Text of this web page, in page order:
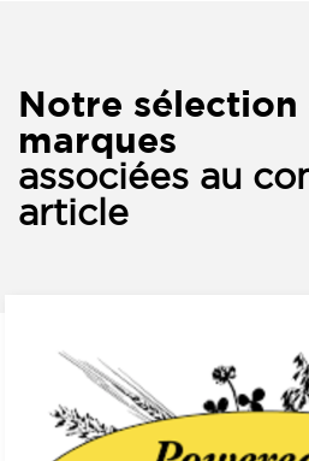
Notre sélection
marques
associées au
article